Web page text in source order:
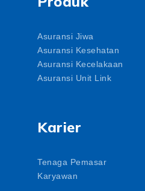
Asuransi Jiwa
Asuransi Kesehatan
Asuransi Kecelakaan
Asuransi Unit Link
Karier
Tenaga Pemasar
Karyawan